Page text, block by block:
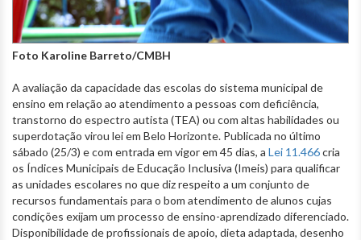
Foto Karoline Barreto/CMBH
A avaliação da capacidade das escolas do sistema municipal de
ensino em relação ao atendimento a pessoas com deficiência,
transtorno do espectro autista (TEA) ou com altas habilidades ou
superdotação virou lei em Belo Horizonte. Publicada no último
sábado (25/3) e com entrada em vigor em 45 dias, a Lei 11.466cria
os Índices Municipais de Educação Inclusiva (Imeis) para qualificar
as unidades escolares no que diz respeito a um conjunto de
recursos fundamentais para o bom atendimento de alunos cujas
condições exijam um processo de ensino-aprendizado diferenciado.
Disponibilidade de profissionais de apoio, dieta adaptada, desenho